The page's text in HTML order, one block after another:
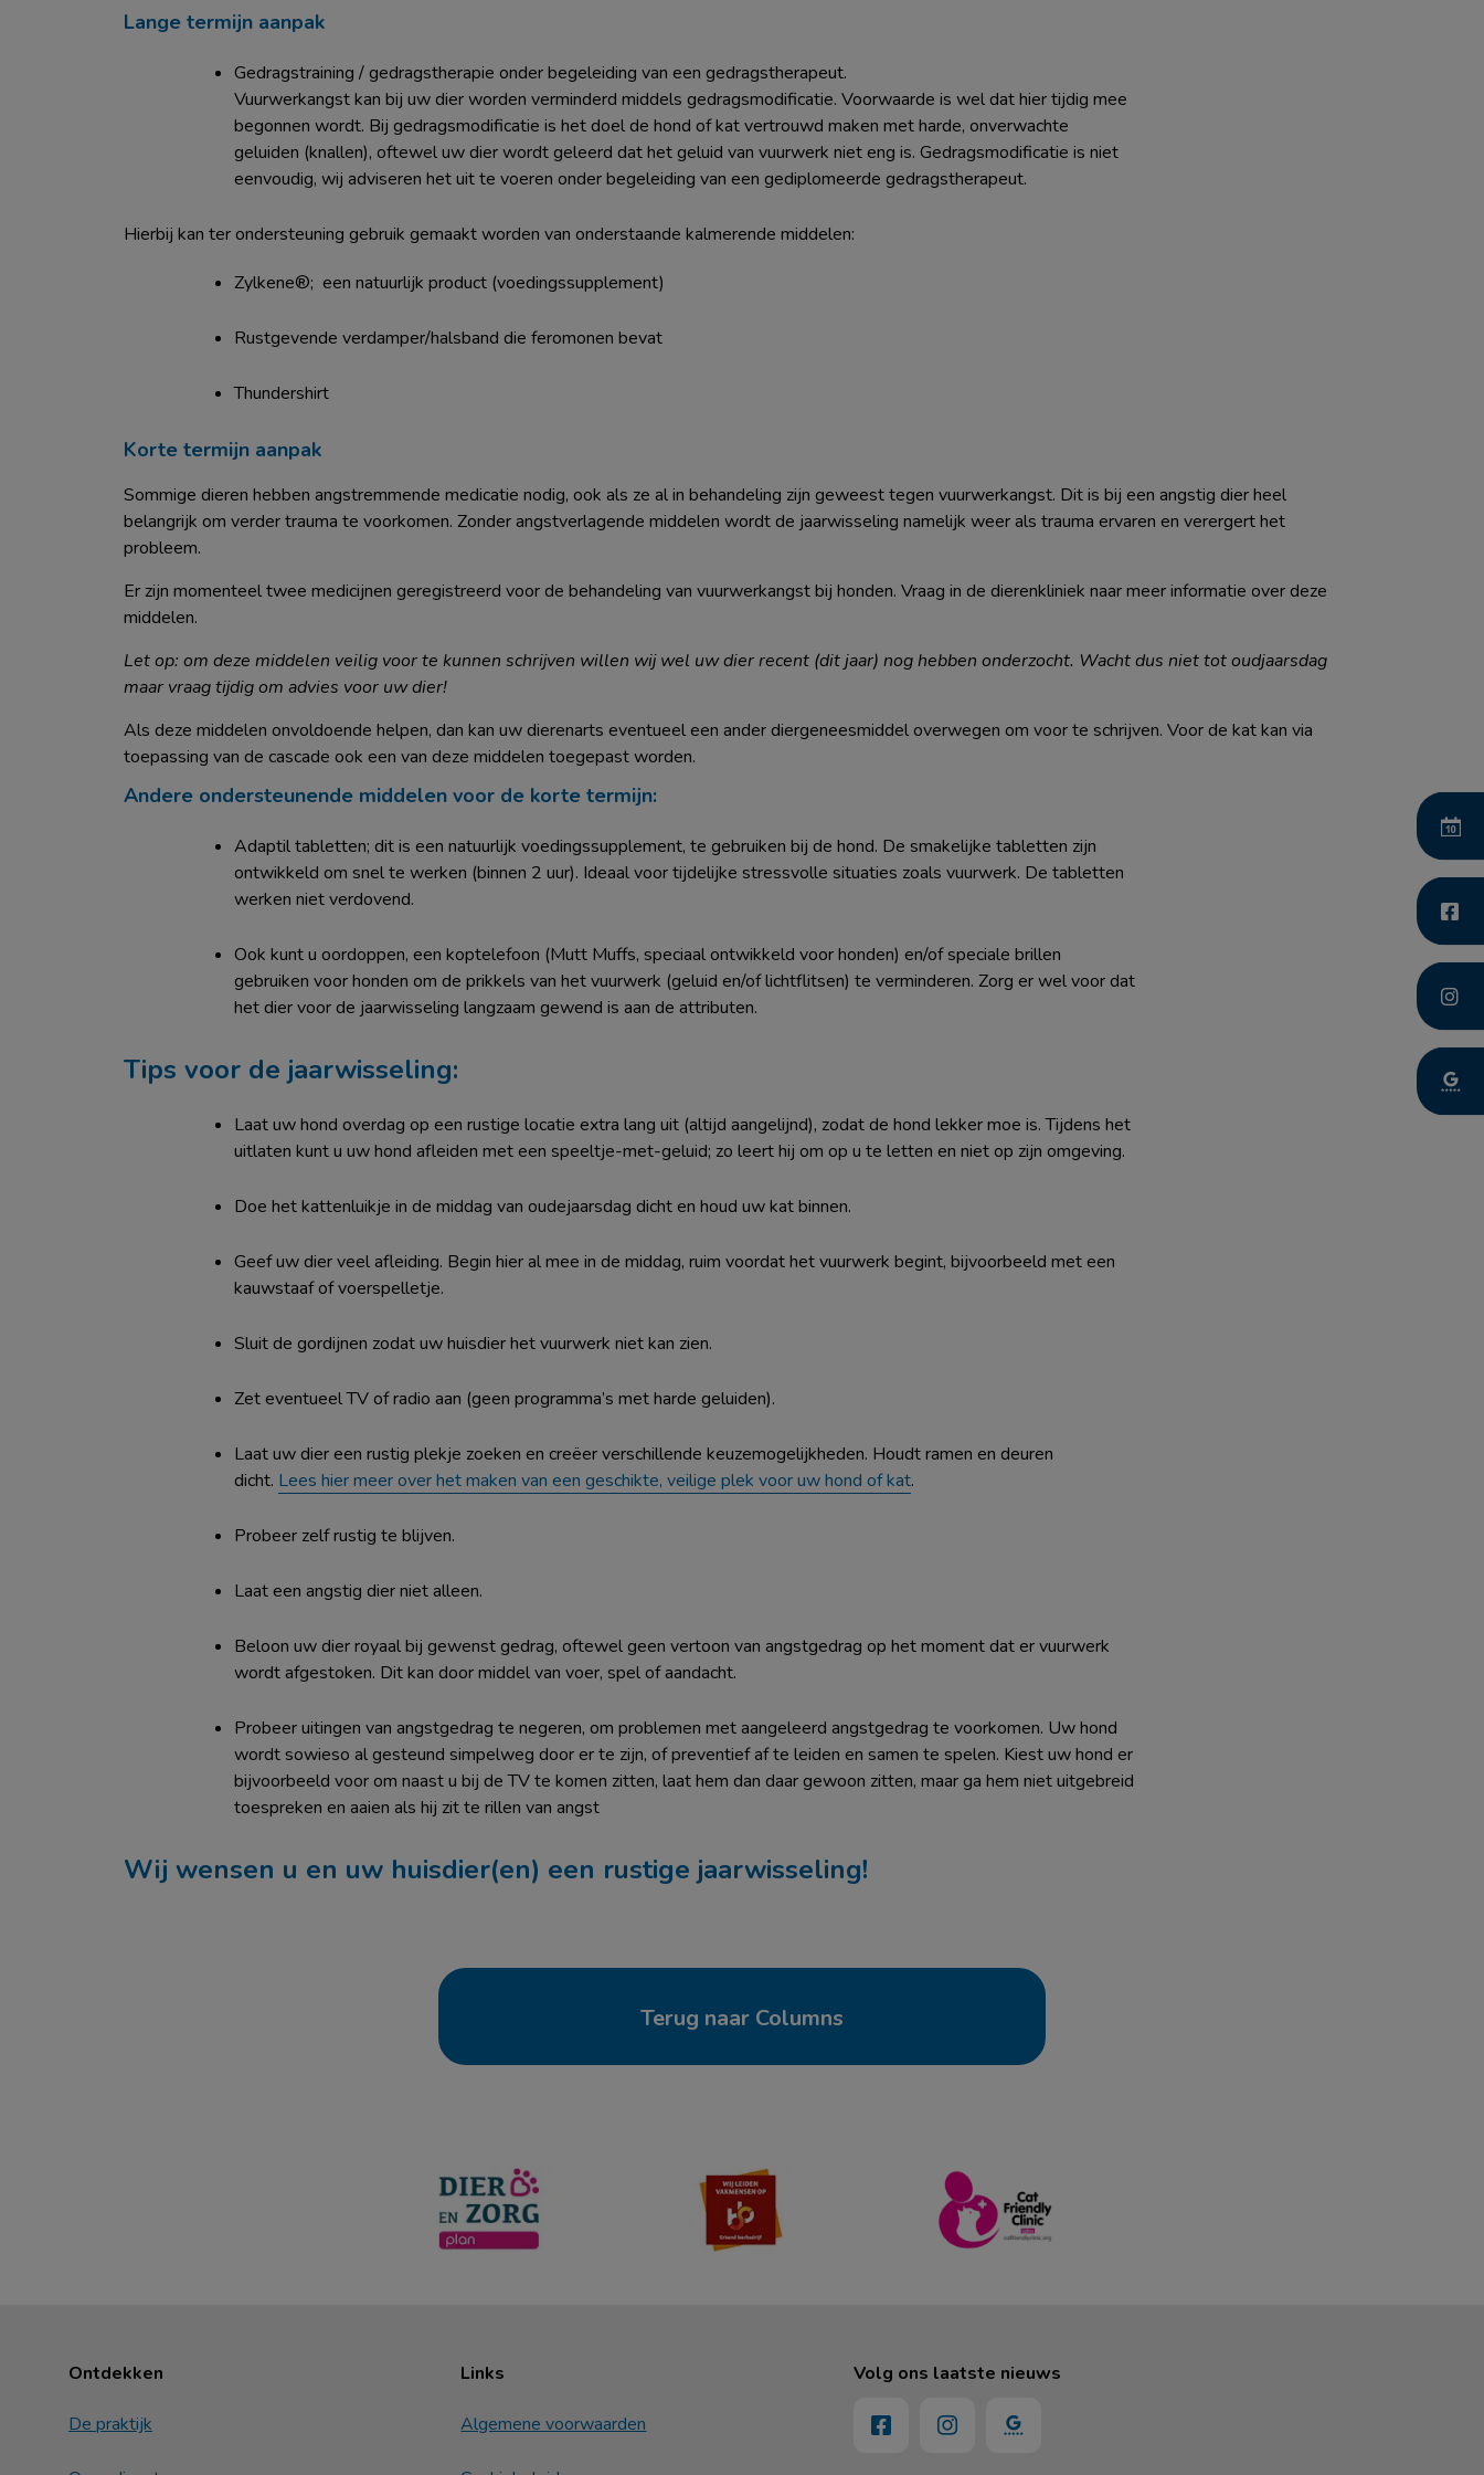
Lange termijn aanpak
Gedragstraining / gedragstherapie onder begeleiding van een gedragstherapeut.
Vuurwerkangst kan bij uw dier worden verminderd middels gedragsmodificatie. Voorwaarde is wel dat hier tijdig mee
begonnen wordt. Bij gedragsmodificatie is het doel de hond of kat vertrouwd maken met harde, onverwachte
geluiden (knallen), oftewel uw dier wordt geleerd dat het geluid van vuurwerk niet eng is. Gedragsmodificatie is niet
eenvoudig, wij adviseren het uit te voeren onder begeleiding van een gediplomeerde gedragstherapeut.
Hierbij kan ter ondersteuning gebruik gemaakt worden van onderstaande kalmerende middelen:
Zylkene®; een natuurlijk product (voedingssupplement)
Rustgevende verdamper/halsband die feromonen bevat
Thundershirt
Korte termijn aanpak
Sommige dieren hebben angstremmende medicatie nodig, ook als ze al in behandeling zijn geweest tegen vuurwerkangst. Dit is bij een angstig dier heel
belangrijk om verder trauma te voorkomen. Zonder angstverlagende middelen wordt de jaarwisseling namelijk weer als trauma ervaren en verergert het
probleem.
Er zijn momenteel twee medicijnen geregistreerd voor de behandeling van vuurwerkangst bij honden. Vraag in de dierenkliniek naar meer informatie over deze
middelen.
Let op: om deze middelen veilig voor te kunnen schrijven willen wij wel uw dier recent (dit jaar) nog hebben onderzocht. Wacht dus niet tot oudjaarsdag
maar vraag tijdig om advies voor uw dier!
Als deze middelen onvoldoende helpen, dan kan uw dierenarts eventueel een ander diergeneesmiddel overwegen om voor te schrijven. Voor de kat kan via
toepassing van de cascade ook een van deze middelen toegepast worden.
Andere ondersteunende middelen voor de korte termijn:
Adaptil tabletten; dit is een natuurlijk voedingssupplement, te gebruiken bij de hond. De smakelijke tabletten zijn
ontwikkeld om snel te werken (binnen 2 uur). Ideaal voor tijdelijke stressvolle situaties zoals vuurwerk. De tabletten
werken niet verdovend.
Ook kunt u oordoppen, een koptelefoon (Mutt Muffs, speciaal ontwikkeld voor honden) en/of speciale brillen
gebruiken voor honden om de prikkels van het vuurwerk (geluid en/of lichtflitsen) te verminderen. Zorg er wel voor dat
het dier voor de jaarwisseling langzaam gewend is aan de attributen.
Tips voor de jaarwisseling:
Laat uw hond overdag op een rustige locatie extra lang uit (altijd aangelijnd), zodat de hond lekker moe is. Tijdens het
uitlaten kunt u uw hond afleiden met een speeltje-met-geluid; zo leert hij om op u te letten en niet op zijn omgeving.
Doe het kattenluikje in de middag van oudejaarsdag dicht en houd uw kat binnen.
Geef uw dier veel afleiding. Begin hier al mee in de middag, ruim voordat het vuurwerk begint, bijvoorbeeld met een
kauwstaaf of voerspelletje.
Sluit de gordijnen zodat uw huisdier het vuurwerk niet kan zien.
Zet eventueel TV of radio aan (geen programma’s met harde geluiden).
Laat uw dier een rustig plekje zoeken en creëer verschillende keuzemogelijkheden. Houdt ramen en deuren
dicht. Lees hier meer over het maken van een geschikte, veilige plek voor uw hond of kat.
Probeer zelf rustig te blijven.
Laat een angstig dier niet alleen.
Beloon uw dier royaal bij gewenst gedrag, oftewel geen vertoon van angstgedrag op het moment dat er vuurwerk
wordt afgestoken. Dit kan door middel van voer, spel of aandacht.
Probeer uitingen van angstgedrag te negeren, om problemen met aangeleerd angstgedrag te voorkomen. Uw hond
wordt sowieso al gesteund simpelweg door er te zijn, of preventief af te leiden en samen te spelen. Kiest uw hond er
bijvoorbeeld voor om naast u bij de TV te komen zitten, laat hem dan daar gewoon zitten, maar ga hem niet uitgebreid
toespreken en aaien als hij zit te rillen van angst
Wij wensen u en uw huisdier(en) een rustige jaarwisseling!
Terug naar Columns
Ontdekken
De praktijk
Links
Algemene voorwaarden
Volg ons laatste nieuws